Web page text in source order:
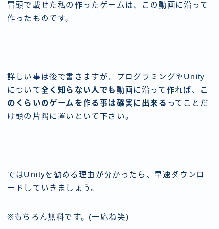
冒頭で載せた私の作ったゲームは、この動画に沿って
作ったものです。
詳しい事は後で書きますが、プログラミングやUnity
について全く知らない人でも 動画に沿って作れば、
こ
のくらいのゲームを作る事は確実に出来る ってことだ
け頭の片隅に置いといて下さい。
ではUnityを勧める理由が分かったら、早速ダウンロ
ードしていきましょう。
※もちろん無料です。(一応ね笑)